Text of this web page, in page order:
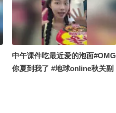
中午课件吃最近爱的泡面#OMG
你夏到我了 #地球online秋关副